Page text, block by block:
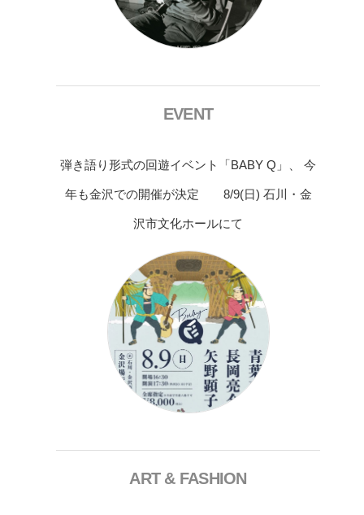
EVENT
弾き語り形式の回遊イベント「BABY Q」、 今
年も金沢での開催が決定 8/9(日) 石川・金
沢市文化ホールにて
ART & FASHION